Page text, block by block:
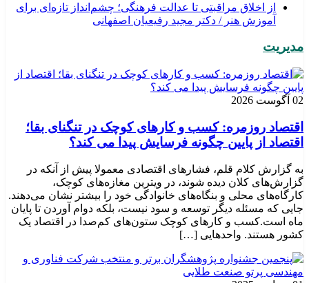
از اخلاق مراقبتی تا عدالت فرهنگی؛ چشم‌انداز تازه‌ای برای
آموزش هنر / دکتر مجید رفیعیان اصفهانی
مدیریت
02 آگوست 2026
اقتصاد روزمره: کسب‌ و کارهای کوچک در تنگنای بقا؛
اقتصاد از پایین چگونه فرسایش پیدا می کند؟
به گزارش کلام قلم، فشارهای اقتصادی معمولا پیش از آنکه در
گزارش‌های کلان دیده شوند، در ویترین مغازه‌های کوچک،
کارگاه‌های محلی و بنگاه‌های خانوادگی خود را بیشتر نشان می‌دهند.
جایی که مسئله دیگر توسعه و سود نیست، بلکه دوام آوردن تا پایان
ماه است.کسب‌ و کارهای کوچک ستون‌های کم‌صدا در اقتصاد یک
کشور هستند. واحدهایی […]